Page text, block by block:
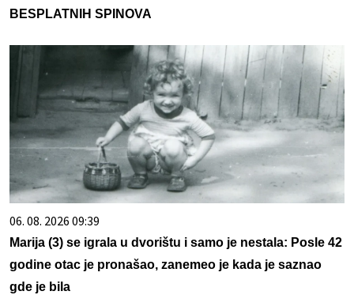
BESPLATNIH SPINOVA
06. 08. 2026 09:39
Marija (3) se igrala u dvorištu i samo je nestala: Posle 42
godine otac je pronašao, zanemeo je kada je saznao
gde je bila